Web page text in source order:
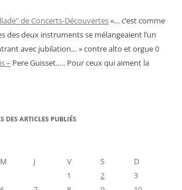
de Concerts-Découvertes«… c’est comme
des deux instruments se mélangeaient l’un
avec jubilation… » contre alto et orgue 0
– Pere Guisset….. Pour ceux qui aiment la
DES ARTICLES PUBLIÉS
M J V S
D
1
2
3